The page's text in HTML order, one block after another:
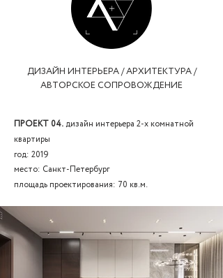
ДИЗАЙН ИНТЕРЬЕРА / АРХИТЕКТУРА /
АВТОРСКОЕ СОПРОВОЖДЕНИЕ
ПРОЕКТ 04. дизайн интерьера 2-х комнатной
квартиры
год: 2019
место: Санкт-Петербург
площадь проектирования: 70 кв.м.